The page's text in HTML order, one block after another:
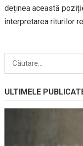
deținea această
interpretarea riturilor
Caută
ULTIMELE